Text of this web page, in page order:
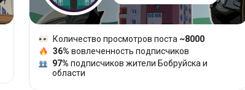
Количество просмотров поста ~8000
36% вовлеченность подписчиков
97% подписчиков жители Бобруйска и
области